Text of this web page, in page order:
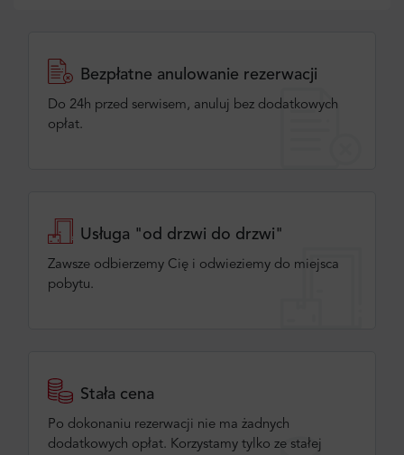
Bezpłatne anulowanie rezerwacji
Do 24h przed serwisem, anuluj bez dodatkowych
opłat.
Usługa "od drzwi do drzwi"
Zawsze odbierzemy Cię i odwieziemy do miejsca
pobytu.
Stała cena
Po dokonaniu rezerwacji nie ma żadnych
dodatkowych opłat. Korzystamy tylko ze stałej